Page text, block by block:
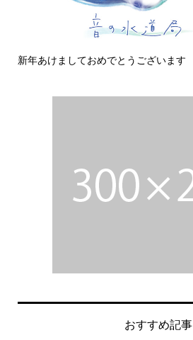
新年あけましておめでとうございます
おすすめ記事